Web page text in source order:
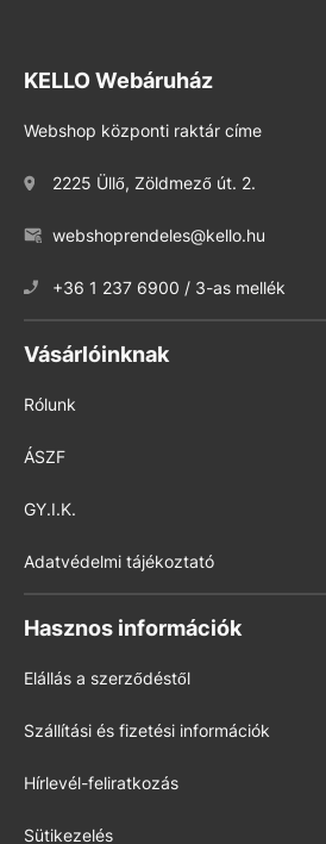
KELLO Webáruház
Webshop központi raktár címe
2225 Üllő, Zöldmező út. 2.
webshoprendeles@kello.hu
+36 1 237 6900 / 3-as mellék
Vásárlóinknak
Rólunk
ÁSZF
GY.I.K.
Adatvédelmi tájékoztató
Hasznos információk
Elállás a szerződéstől
Szállítási és fizetési információk
Hírlevél-feliratkozás
Sütikezelés